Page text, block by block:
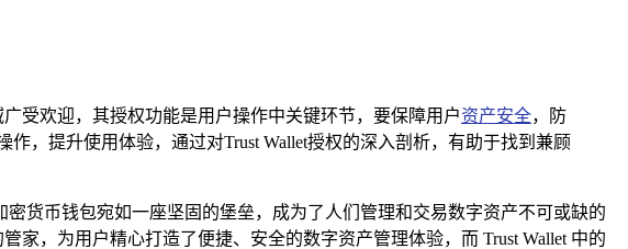
受欢迎，其授权功能是用户操作中关键环节，要保障用户资产安全，防
，提升使用体验，通过对Trust Wallet授权的深入剖析，有助于找到兼顾
货币钱包宛如一座坚固的堡垒，成为了人们管理和交易数字资产不可或缺的
家，为用户精心打造了便捷、安全的数字资产管理体验，而 Trust Wallet 中的